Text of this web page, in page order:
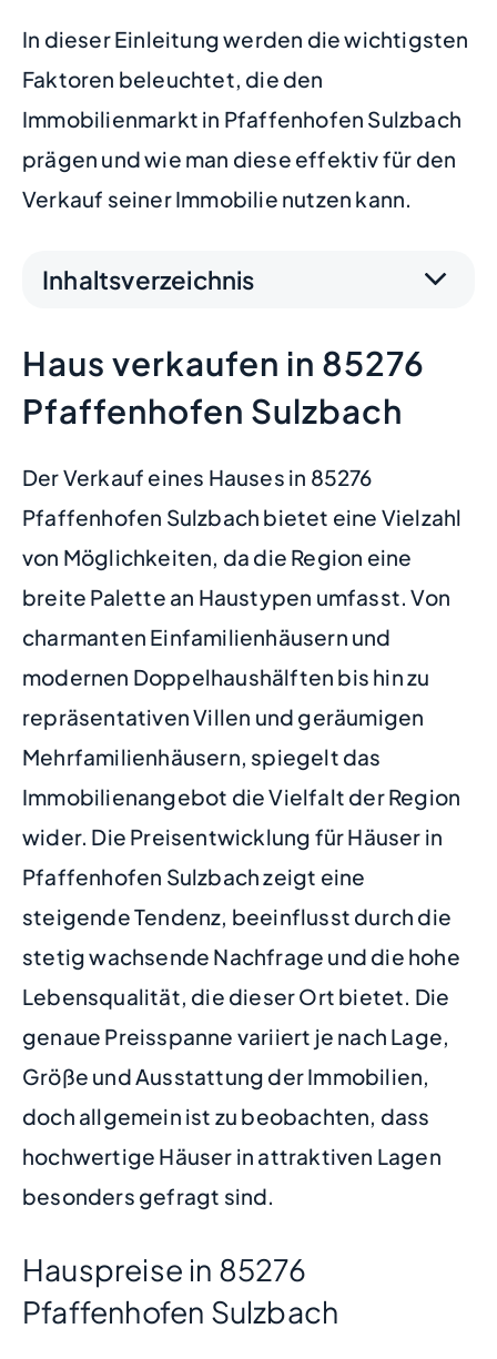
In dieser Einleitung werden die wichtigsten
Faktoren beleuchtet, die den
Immobilienmarkt in Pfaffenhofen Sulzbach
prägen und wie man diese effektiv für den
Verkauf seiner Immobilie nutzen kann.
Inhaltsverzeichnis
Haus verkaufen in 85276
Pfaffenhofen Sulzbach
Der Verkauf eines Hauses in 85276
Pfaffenhofen Sulzbach bietet eine Vielzahl
von Möglichkeiten, da die Region eine
breite Palette an Haustypen umfasst. Von
charmanten Einfamilienhäusern und
modernen Doppelhaushälften bis hin zu
repräsentativen Villen und geräumigen
Mehrfamilienhäusern, spiegelt das
Immobilienangebot die Vielfalt der Region
wider. Die Preisentwicklung für Häuser in
Pfaffenhofen Sulzbach zeigt eine
steigende Tendenz, beeinflusst durch die
stetig wachsende Nachfrage und die hohe
Lebensqualität, die dieser Ort bietet. Die
genaue Preisspanne variiert je nach Lage,
Größe und Ausstattung der Immobilien,
doch allgemein ist zu beobachten, dass
hochwertige Häuser in attraktiven Lagen
besonders gefragt sind.
Hauspreise in 85276
Pfaffenhofen Sulzbach